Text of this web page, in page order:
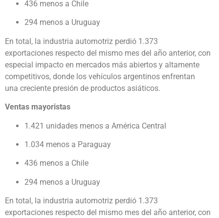
436 menos a Chile
294 menos a Uruguay
En total, la industria automotriz perdió 1.373
exportaciones respecto del mismo mes del año anterior, con
especial impacto en mercados más abiertos y altamente
competitivos, donde los vehículos argentinos enfrentan
una creciente presión de productos asiáticos.
Ventas mayoristas
1.421 unidades menos a América Central
1.034 menos a Paraguay
436 menos a Chile
294 menos a Uruguay
En total, la industria automotriz perdió 1.373
exportaciones respecto del mismo mes del año anterior, con